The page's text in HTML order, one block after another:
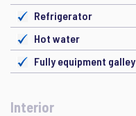
Refrigerator
Hot water
Fully equipment galley
Interior